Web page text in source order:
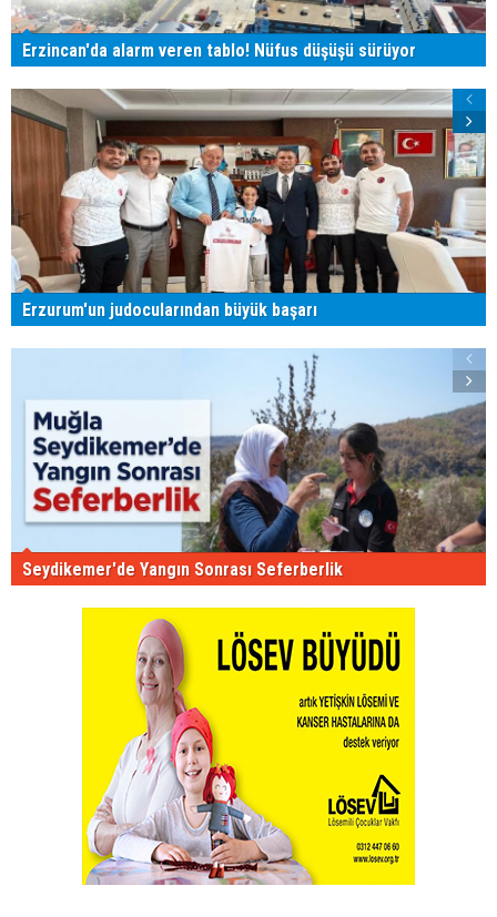
Erzincan'da alarm veren tablo! Nüfus düşüşü sürüyor
Erzurum'un judocularından büyük başarı
Seydikemer'de Yangın Sonrası Seferberlik